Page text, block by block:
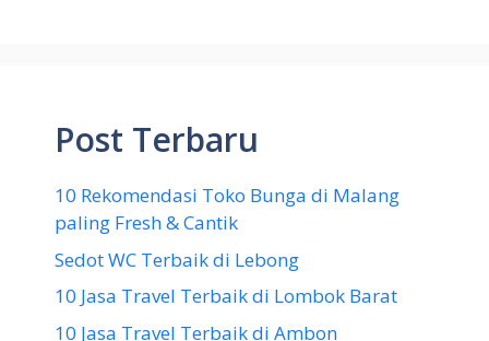
Post Terbaru
10 Rekomendasi Toko Bunga di Malang
paling Fresh & Cantik
Sedot WC Terbaik di Lebong
10 Jasa Travel Terbaik di Lombok Barat
10 Jasa Travel Terbaik di Ambon